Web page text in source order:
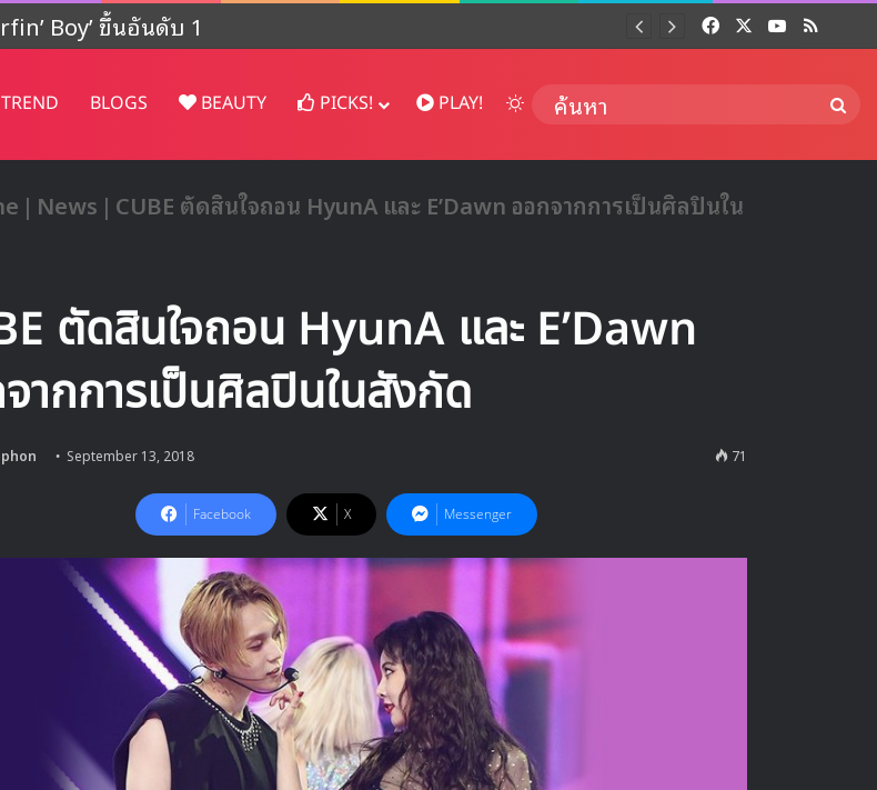
ปุ่น FacebookYouTube
RSS
TREND BLOGS BEAUTY PICKS! PLAY! Switch skin
| News | CUBE ตัดสินใจถอน HyunA และ E’Dawn ออกจากการเป็นศิลปินใน
ตัดสินใจถอน HyunA และ E’Dawn
ากการเป็นศิลปินในสังกัด
September 13, 2018 71
Facebook X Messenger